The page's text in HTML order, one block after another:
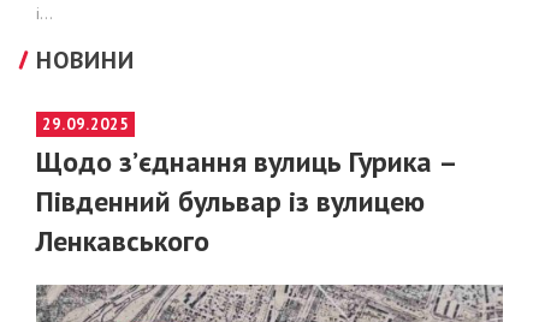
і…
НОВИНИ
POSTED
ON
29.09.2025
Щодо з’єднання вулиць Гурика –
Південний бульвар із вулицею
Ленкавського